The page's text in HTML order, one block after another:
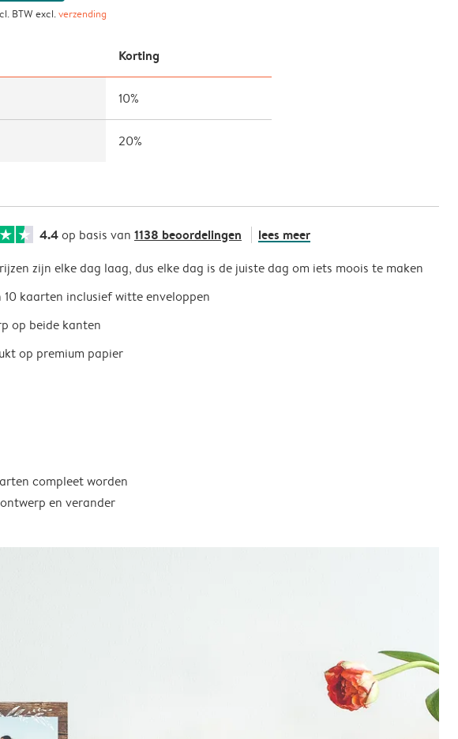
BTW excl.verzending
Korting
10%
20%
4.4op basis van 1138 beoordelingen lees meer
zijn elke dag laag, dus elke dag is de juiste dag om iets moois te maken
10 kaarten inclusief witte enveloppen
op beide kanten
op premium papier
compleet worden
en verander